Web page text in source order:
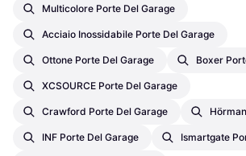
Multicolore Porte Del Garage
Acciaio Inossidabile Porte Del Garage
Ottone Porte Del Garage Boxer
XCSOURCE Porte Del Garage
Crawford Porte Del Garage
INF Porte Del Garage Ismartgate